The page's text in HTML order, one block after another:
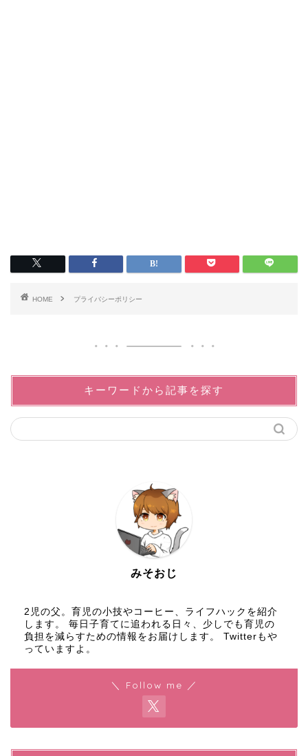
HOME プライバシーポリシー
キーワードから記事を探す
みそおじ
2児の父。育児の小技やコーヒー、ライフハックを紹介
します。 毎日子育てに追われる日々、少しでも育児の
負担を減らすための情報をお届けします。 Twitterもや
っていますよ。
＼ Follow me ／